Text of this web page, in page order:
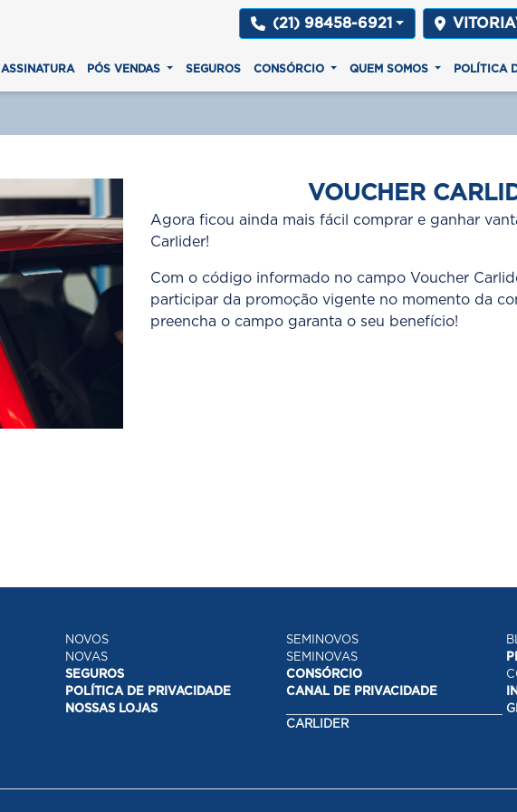
(21) 98458-6921
ASSINATURA PÓS VENDAS SEGUROS CONSÓRCIO QUEM SOMOS POLÍTICA
VOUCHER
Agora ficou ainda mais fácil comprar e ganhar
Carlider!
Com o código informado no campo Voucher
participar da promoção vigente no momento da
preencha o campo garanta o seu benefício!
NOVOS SEMINOVOS
NOVAS SEMINOVAS
SEGUROS CONSÓRCIO
POLÍTICA DE PRIVACIDADE CANAL DE PRIVACIDADE
NOSSAS LOJAS
CARLIDER